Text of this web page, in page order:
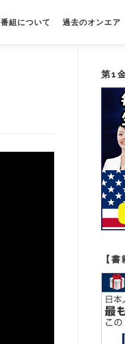
番組について 過去のオンエア
第1
【